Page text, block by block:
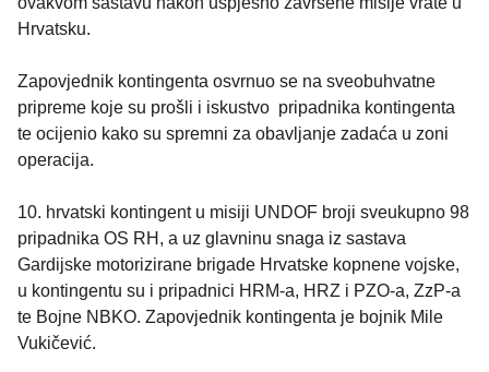
Hrvatsku.
Zapovjednik kontingenta osvrnuo se na sveobuhvatne
pripreme koje su prošli i iskustvo pripadnika kontingenta
te ocijenio kako su spremni za obavljanje zadaća u zoni
operacija.
10. hrvatski kontingent u misiji UNDOF broji sveukupno 98
pripadnika OS RH, a uz glavninu snaga iz sastava
Gardijske motorizirane brigade Hrvatske kopnene vojske,
u kontingentu su i pripadnici HRM-a, HRZ i PZO-a, ZzP-a
te Bojne NBKO. Zapovjednik kontingenta je bojnik Mile
Vukičević.